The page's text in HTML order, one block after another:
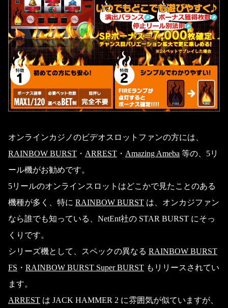
オンラインカジノのビデオスロットファンの方には、
RAINBOW BURST ・ ARREST ・ Amazing Ameba 等の、5リ
ール機がお勧めです。
5リールのオンラインスロットはどこかで見たことのある
機種が多く、特に RAINBOW BURST は、オンカジファン
なら誰でも知っている、NetEnt社の STAR BURST にそっ
くりです。
シリーズ機として、スペックの異なる RAINBOW BURST
FS ・ RAINBOW BURST Super BURST もリリースされてい
ます。
ARREST は JACK HAMMER 2 に雰囲気が似ていますが、